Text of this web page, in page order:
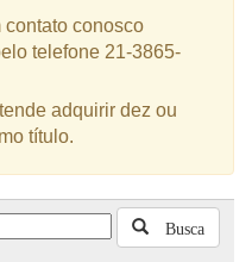
contato conosco
telefone 21-3865-
adquirir dez ou
título.
Busca